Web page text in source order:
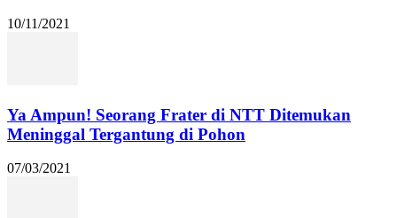
10/11/2021
Ya Ampun! Seorang Frater di NTT Ditemukan
Meninggal Tergantung di Pohon
07/03/2021